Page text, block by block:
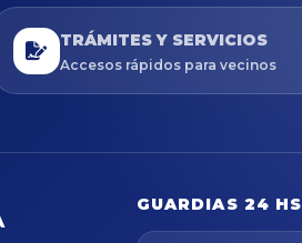
TRÁMITES Y SERVICIOS
Accesos rápidos para vecinos
GUARDIAS 24 HS